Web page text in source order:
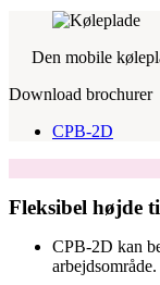
Den mobile
Download brochurer
CPB-2D
Fleksibel højde
CPB-2D kan
arbejdsområde.